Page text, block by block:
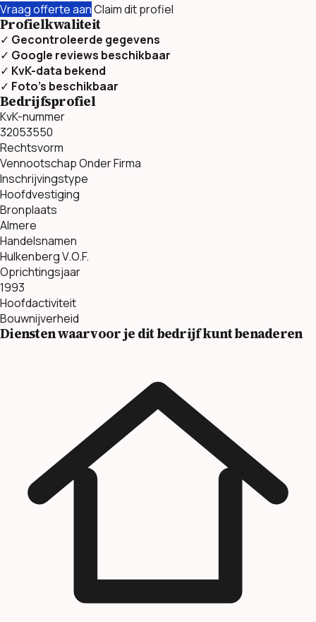
Vraag offerte aanClaim dit profiel
Profielkwaliteit
✓ Gecontroleerde gegevens
✓ Google reviews beschikbaar
✓ KvK-data bekend
✓ Foto’s beschikbaar
Bedrijfsprofiel
KvK-nummer
32053550
Rechtsvorm
Vennootschap Onder Firma
Inschrijvingstype
Hoofdvestiging
Bronplaats
Almere
Handelsnamen
Hulkenberg V.O.F.
Oprichtingsjaar
1993
Hoofdactiviteit
Bouwnijverheid
Diensten waarvoor je dit bedrijf kunt benaderen